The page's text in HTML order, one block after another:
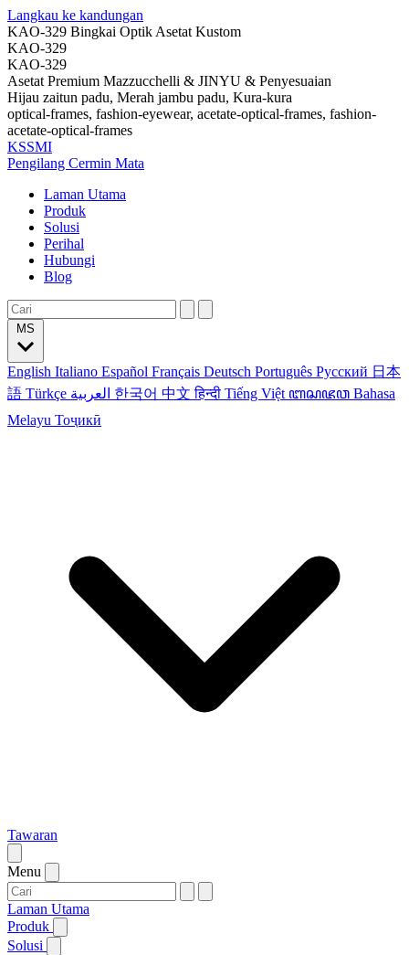
Langkau ke kandungan
KAO-329 Bingkai Optik Asetat Kustom
KAO-329
KAO-329
Asetat Premium Mazzucchelli & JINYU & Penyesuaian
Hijau zaitun padu, Merah jambu padu, Kura-kura
optical-frames, fashion-eyewear, acetate-optical-frames, fashion-
acetate-optical-frames
KSSMI
Pengilang Cermin Mata
Laman Utama
Produk
Solusi
Perihal
Hubungi
Blog
English Italiano Español Français Deutsch Português Русский 日本
語 Türkçe 한국어 中文हिन्दी Tiếng Việt ꦧꦱꦗꦮ Bahasa
Melayu Тоҷикӣ
Tawaran
Menu
Laman Utama
Produk
Solusi